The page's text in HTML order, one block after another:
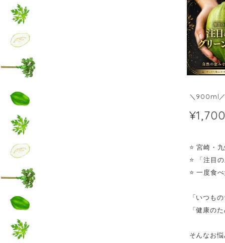
＼900ml
¥1,700
⭐️ 宮崎・
⭐️ 「注目
⭐️ 一度食
「いつも
「健康の
そんなお